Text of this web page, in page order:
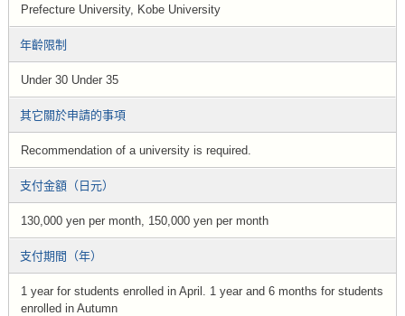
Prefecture University, Kobe University
年齡限制
Under 30 Under 35
其它關於申請的事項
Recommendation of a university is required.
支付金額（日元）
130,000 yen per month, 150,000 yen per month
支付期間（年）
1 year for students enrolled in April. 1 year and 6 months for students
enrolled in Autumn